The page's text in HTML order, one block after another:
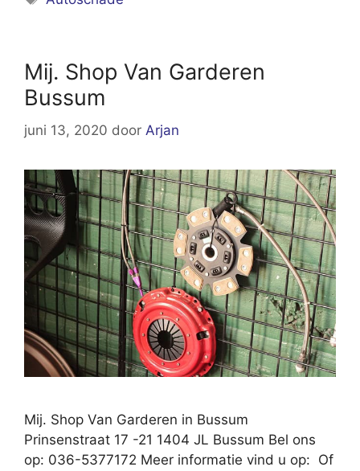
Mij. Shop Van Garderen
Bussum
juni 13, 2020 door Arjan
Mij. Shop Van Garderen in Bussum
Prinsenstraat 17 -21 1404 JL Bussum Bel ons
op: 036-5377172 Meer informatie vind u op: Of